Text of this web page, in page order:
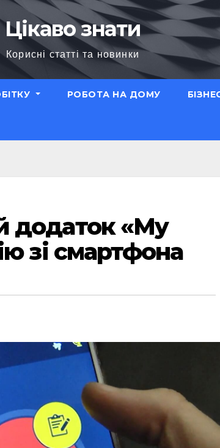
Цікаво знати
Корисні статті та новинки
РОБОТА НА ДОМУ
додаток «My
зі смартфона